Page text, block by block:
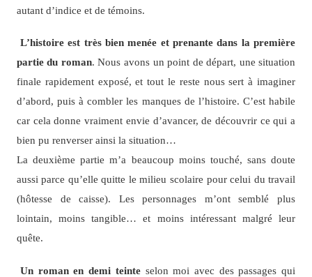
autant d’indice et de témoins.
L’histoire est très bien menée et prenante dans la première
partie du roman. Nous avons un point de départ, une situation
finale rapidement exposé, et tout le reste nous sert à imaginer
d’abord, puis à combler les manques de l’histoire. C’est habile
car cela donne vraiment envie d’avancer, de découvrir ce qui a
bien pu renverser ainsi la situation…
La deuxième partie m’a beaucoup moins touché, sans doute
aussi parce qu’elle quitte le milieu scolaire pour celui du travail
(hôtesse de caisse). Les personnages m’ont semblé plus
lointain, moins tangible… et moins intéressant malgré leur
quête.
Un roman en demi teinteselon moi avec des passages qui